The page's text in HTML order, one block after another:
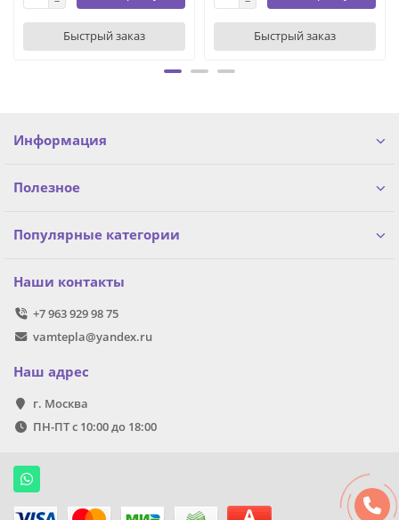
Быстрый заказ Быстрый заказ
Информация
Полезное
Популярные категории
Наши контакты
+7 963 929 98 75
vamtepla@yandex.ru
Наш адрес
г. Москва
ПН-ПТ с 10:00 до 18:00